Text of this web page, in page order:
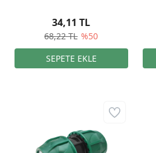
68,22 TL %50
34,11 TL